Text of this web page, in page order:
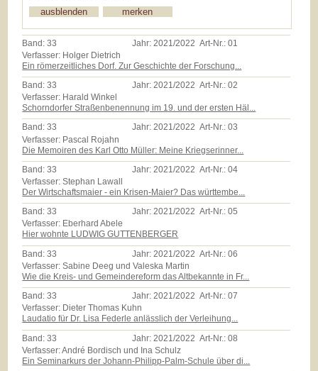
Band:33 Jahr: 2021/2022 Art-Nr.:01
Verfasser: Holger Dietrich
Ein römerzeitliches Dorf. Zur Geschichte der Forschung...
Band:33 Jahr:2021/2022 Art-Nr.:02
Verfasser: Harald Winkel
Schorndorfer Straßenbenennung im 19. und der ersten Häl...
Band:33 Jahr:2021/2022 Art-Nr.:03
Verfasser: Pascal Rojahn
Die Memoiren des Karl Otto Müller: Meine Kriegserinner...
Band:33 Jahr:2021/2022 Art-Nr.:04
Verfasser: Stephan Lawall
Der Wirtschaftsmaier - ein Krisen-Maier? Das württembe...
Band:33 Jahr:2021/2022 Art-Nr.:05
Verfasser: Eberhard Abele
Hier wohnte LUDWIG GUTTENBERGER
Band:33 Jahr: 2021/2022 Art-Nr.:06
Verfasser: Sabine Deeg und Valeska Martin
Wie die Kreis- und Gemeindereform das Altbekannte in Fr...
Band:33 Jahr:2021/2022 Art-Nr.:07
Verfasser: Dieter Thomas Kuhn
Laudatio für Dr. Lisa Federle anlässlich der Verleihung...
Band:33 Jahr: 2021/2022 Art-Nr.:08
Verfasser: André Bordisch und Ina Schulz
Ein Seminarkurs der Johann-Philipp-Palm-Schule über di...